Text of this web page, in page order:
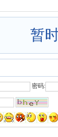
暂
密码: